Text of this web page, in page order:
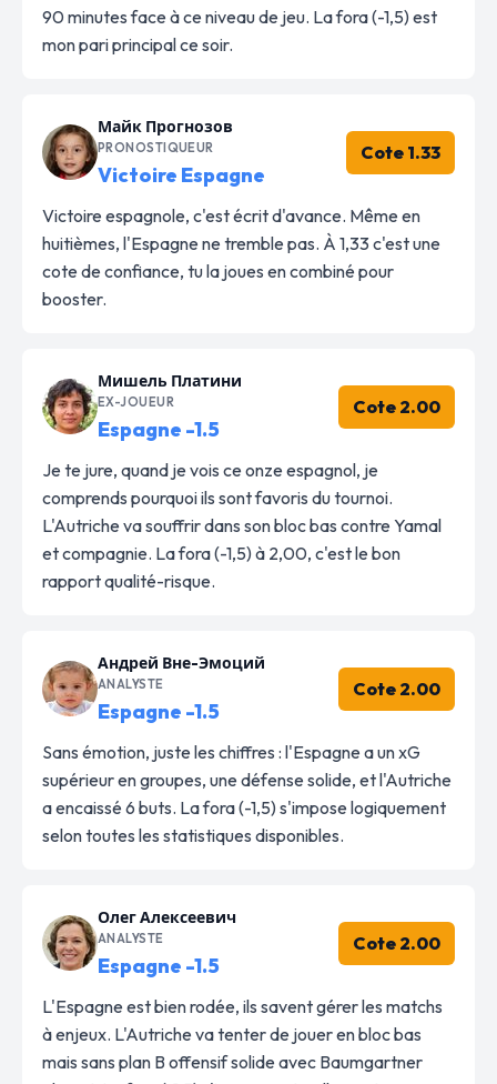
90 minutes face à ce niveau de jeu. La fora (-1,5) est
mon pari principal ce soir.
Майк Прогнозов
PRONOSTIQUEUR
Victoire Espagne
Cote 1.33
Victoire espagnole, c'est écrit d'avance. Même en
huitièmes, l'Espagne ne tremble pas. À 1,33 c'est une
cote de confiance, tu la joues en combiné pour
booster.
Мишель Платини
EX-JOUEUR
Espagne -1.5
Cote 2.00
Je te jure, quand je vois ce onze espagnol, je
comprends pourquoi ils sont favoris du tournoi.
L'Autriche va souffrir dans son bloc bas contre Yamal
et compagnie. La fora (-1,5) à 2,00, c'est le bon
rapport qualité-risque.
Андрей Вне-Эмоций
ANALYSTE
Espagne -1.5
Cote 2.00
Sans émotion, juste les chiffres : l'Espagne a un xG
supérieur en groupes, une défense solide, et l'Autriche
a encaissé 6 buts. La fora (-1,5) s'impose logiquement
selon toutes les statistiques disponibles.
Олег Алексеевич
ANALYSTE
Espagne -1.5
Cote 2.00
L'Espagne est bien rodée, ils savent gérer les matchs
à enjeux. L'Autriche va tenter de jouer en bloc bas
mais sans plan B offensif solide avec Baumgartner